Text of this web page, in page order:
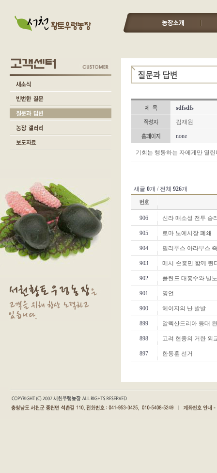
sdfsdfs
김재원
none
기회는 행동하는 자에게만 열린
새글 0개 / 전체 926개
906 신라 매소성 전투 승
905 로마 노예시장 폐쇄
904 필리푸스 아라부스
903 메시·손흥민 함께
902 폴란드 대홍수와 빌
901 명언
900 헤이지의 난 발발
899 알렉산드리아 등대
898 고려 현종의 거란 외
897 한동훈 선거